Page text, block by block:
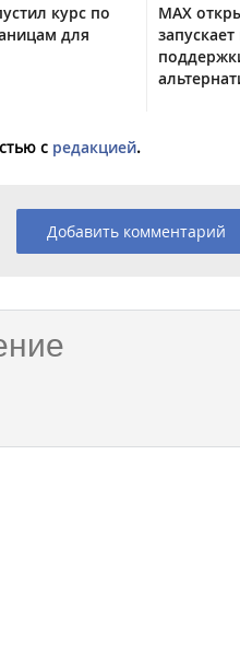
курс по
для
MAX
с редакцией.
Добавить комментарий